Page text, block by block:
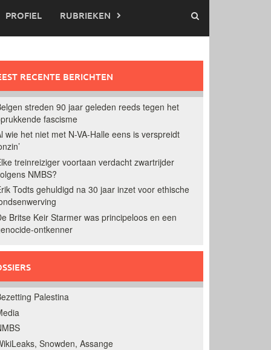
PROFIEL RUBRIEKEN
RECENTE BERICHTEN
streden 90 jaar geleden reeds tegen het
fascisme
wie het niet met N-VA-Halle eens is verspreidt
treinreiziger voortaan verdacht zwartrijder
NMBS?
Todts gehuldigd na 30 jaar inzet voor ethische
Britse Keir Starmer was principeloos en een
ontkenner
Palestina
Snowden, Assange